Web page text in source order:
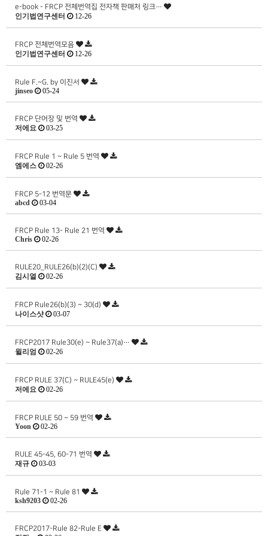
e-book - FRCP 전체번역집 전자책 판매처 링크…
인기법연구센터 12-26
FRCP 전체번역모음
인기법연구센터 12-26
Rule F.~G. by 이진서
jinseo 05-24
FRCP 단어장 및 번역
저에요 03-25
FRCP Rule 1 ~ Rule 5 번역
엠에스 02-26
FRCP 5-12 번역문
abcd 03-04
FRCP Rule 13- Rule 21 번역
Chris 02-26
RULE20_RULE26(b)(2)(C)
김시열 02-26
FRCP Rule26(b)(3) ~ 30(d)
나이스샷 03-07
FRCP2017 Rule30(e) ~ Rule37(a)…
윌리엄 02-26
FRCP RULE 37(C) ~ RULE45(e)
저에요 02-26
FRCP RULE 50 ~ 59 번역
Yoon 02-26
RULE 45-45, 60-71 번역
재규 03-03
Rule 71-1 ~ Rule 81
ksh9203 02-26
FRCP2017-Rule 82-Rule E